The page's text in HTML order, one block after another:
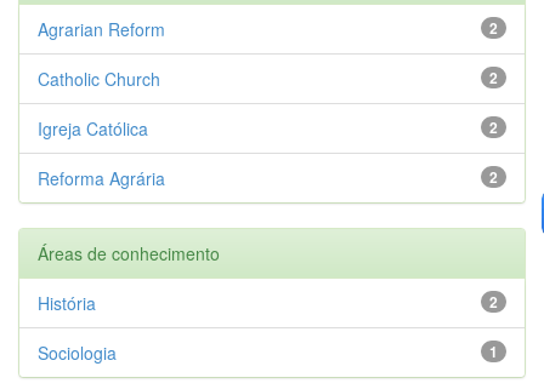
2
Agrarian Reform
2
Catholic Church
2
Igreja Católica
2
Reforma Agrária
Áreas de conhecimento
2
História
1
Sociologia